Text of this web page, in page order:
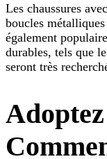
Les chaussures
boucles
également
durables, tels que
seront très